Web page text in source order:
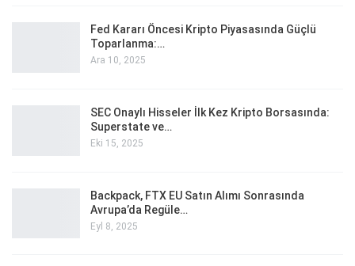
Fed Kararı Öncesi Kripto Piyasasında Güçlü
Toparlanma:…
Ara 10, 2025
SEC Onaylı Hisseler İlk Kez Kripto Borsasında:
Superstate ve…
Eki 15, 2025
Backpack, FTX EU Satın Alımı Sonrasında
Avrupa’da Regüle…
Eyl 8, 2025